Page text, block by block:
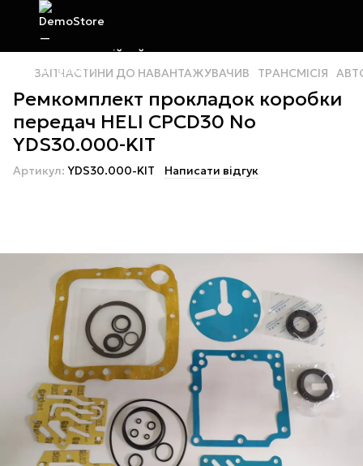
ЗАПЧАСТИНИ ДО НАВАНТАЖУВАЧИВ ТРАНСМІСІЯ
Ремкомплект прокладок коробки
передач HELI CPCD30 No
YDS30.000-KIT
Артикул: YDS30.000-KIT Написати відгук